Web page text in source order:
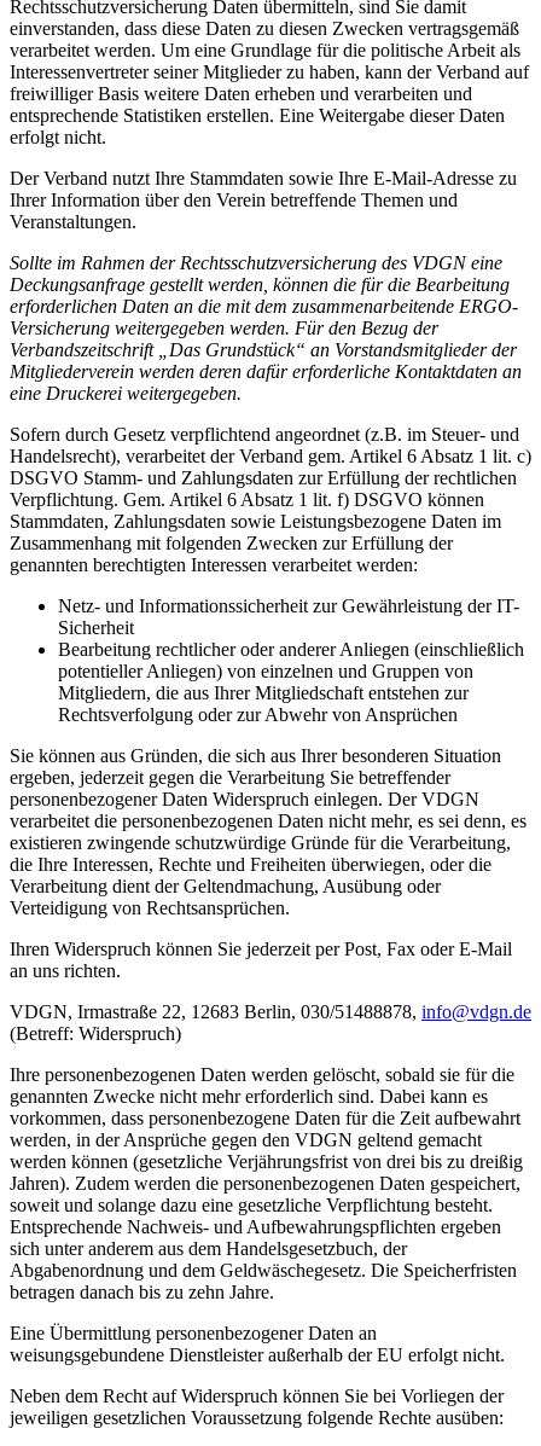
Rechtsschutzversicherung Daten übermitteln, sind Sie damit
einverstanden, dass diese Daten zu diesen Zwecken vertragsgemäß
verarbeitet werden. Um eine Grundlage für die politische Arbeit als
Interessenvertreter seiner Mitglieder zu haben, kann der Verband auf
freiwilliger Basis weitere Daten erheben und verarbeiten und
entsprechende Statistiken erstellen. Eine Weitergabe dieser Daten
erfolgt nicht.
Der Verband nutzt Ihre Stammdaten sowie Ihre E-Mail-Adresse zu
Ihrer Information über den Verein betreffende Themen und
Veranstaltungen.
Sollte im Rahmen der Rechtsschutzversicherung des VDGN eine
Deckungsanfrage gestellt werden, können die für die Bearbeitung
erforderlichen Daten an die mit dem zusammenarbeitende ERGO-
Versicherung weitergegeben werden. Für den Bezug der
Verbandszeitschrift „Das Grundstück“ an Vorstandsmitglieder der
Mitgliederverein werden deren dafür erforderliche Kontaktdaten an
eine Druckerei weitergegeben.
Sofern durch Gesetz verpflichtend angeordnet (z.B. im Steuer- und
Handelsrecht), verarbeitet der Verband gem. Artikel 6 Absatz 1 lit. c)
DSGVO Stamm- und Zahlungsdaten zur Erfüllung der rechtlichen
Verpflichtung. Gem. Artikel 6 Absatz 1 lit. f) DSGVO können
Stammdaten, Zahlungsdaten sowie Leistungsbezogene Daten im
Zusammenhang mit folgenden Zwecken zur Erfüllung der
genannten berechtigten Interessen verarbeitet werden:
Netz- und Informationssicherheit zur Gewährleistung der IT-
Sicherheit
Bearbeitung rechtlicher oder anderer Anliegen (einschließlich
potentieller Anliegen) von einzelnen und Gruppen von
Mitgliedern, die aus Ihrer Mitgliedschaft entstehen zur
Rechtsverfolgung oder zur Abwehr von Ansprüchen
Sie können aus Gründen, die sich aus Ihrer besonderen Situation
ergeben, jederzeit gegen die Verarbeitung Sie betreffender
personenbezogener Daten Widerspruch einlegen. Der VDGN
verarbeitet die personenbezogenen Daten nicht mehr, es sei denn, es
existieren zwingende schutzwürdige Gründe für die Verarbeitung,
die Ihre Interessen, Rechte und Freiheiten überwiegen, oder die
Verarbeitung dient der Geltendmachung, Ausübung oder
Verteidigung von Rechtsansprüchen.
Ihren Widerspruch können Sie jederzeit per Post, Fax oder E-Mail
an uns richten.
VDGN, Irmastraße 22, 12683 Berlin, 030/51488878, info@vdgn.de
(Betreff: Widerspruch)
Ihre personenbezogenen Daten werden gelöscht, sobald sie für die
genannten Zwecke nicht mehr erforderlich sind. Dabei kann es
vorkommen, dass personenbezogene Daten für die Zeit aufbewahrt
werden, in der Ansprüche gegen den VDGN geltend gemacht
werden können (gesetzliche Verjährungsfrist von drei bis zu dreißig
Jahren). Zudem werden die personenbezogenen Daten gespeichert,
soweit und solange dazu eine gesetzliche Verpflichtung besteht.
Entsprechende Nachweis- und Aufbewahrungspflichten ergeben
sich unter anderem aus dem Handelsgesetzbuch, der
Abgabenordnung und dem Geldwäschegesetz. Die Speicherfristen
betragen danach bis zu zehn Jahre.
Eine Übermittlung personenbezogener Daten an
weisungsgebundene Dienstleister außerhalb der EU erfolgt nicht.
Neben dem Recht auf Widerspruch können Sie bei Vorliegen der
jeweiligen gesetzlichen Voraussetzung folgende Rechte ausüben: